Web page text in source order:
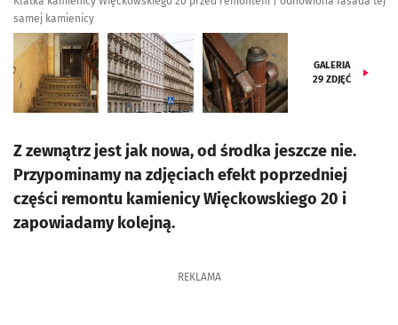
samej kamienicy
GALERIA
29 ZDJĘĆ
Z zewnątrz jest jak nowa, od środka jeszcze nie.
Przypominamy na zdjęciach efekt poprzedniej
części remontu kamienicy Więckowskiego 20 i
zapowiadamy kolejną.
REKLAMA